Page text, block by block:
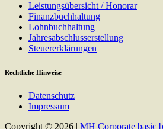
Leistungsübersicht / Honorar
Finanzbuchhaltung
Lohnbuchhaltung
Jahresabschlusserstellung
Steuererklärungen
Rechtliche Hinweise
Datenschutz
Impressum
Copyright © 2026 | MH Corporate basic